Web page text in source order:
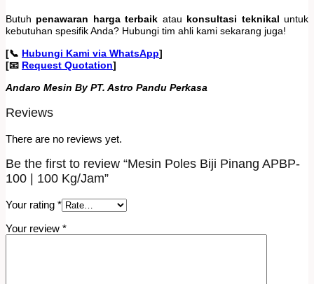
Butuh penawaran harga terbaik atau konsultasi teknikal untuk
kebutuhan spesifik Anda? Hubungi tim ahli kami sekarang juga!
[📞 Hubungi Kami via WhatsApp]
[📧 Request Quotation]
Andaro Mesin By PT. Astro Pandu Perkasa
Reviews
There are no reviews yet.
Be the first to review “Mesin Poles Biji Pinang APBP-
100 | 100 Kg/Jam”
Your rating *
Your review *